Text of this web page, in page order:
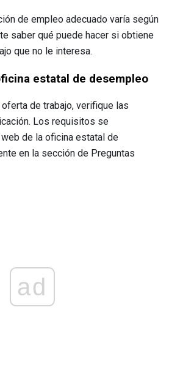
de empleo adecuado varía según
saber qué puede hacer si obtiene
que no le interesa.
estatal de desempleo
de trabajo, verifique las
Los requisitos se
de la oficina estatal de
en la sección de Preguntas
ad